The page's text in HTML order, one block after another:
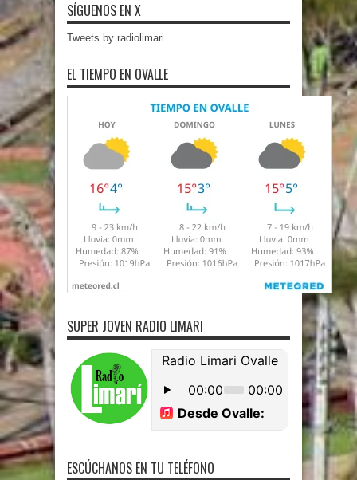
SÍGUENOS EN X
Tweets by radiolimari
EL TIEMPO EN OVALLE
SUPER JOVEN RADIO LIMARI
ESCÚCHANOS EN TU TELÉFONO